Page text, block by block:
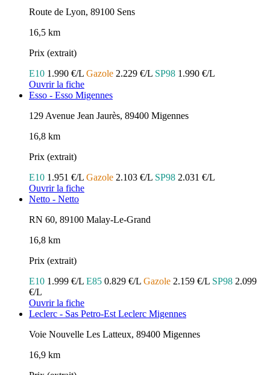
Route de Lyon, 89100 Sens
16,5 km
Prix (extrait)
E10 1.990 €/L Gazole 2.229 €/L SP98 1.990 €/L
Ouvrir la fiche
Esso - Esso Migennes
129 Avenue Jean Jaurès, 89400 Migennes
16,8 km
Prix (extrait)
E10 1.951 €/L Gazole 2.103 €/L SP98 2.031 €/L
Ouvrir la fiche
Netto - Netto
RN 60, 89100 Malay-Le-Grand
16,8 km
Prix (extrait)
E10 1.999 €/L E85 0.829 €/L Gazole 2.159 €/L SP98 2.099
€/L
Ouvrir la fiche
Leclerc - Sas Petro-Est Leclerc Migennes
Voie Nouvelle Les Latteux, 89400 Migennes
16,9 km